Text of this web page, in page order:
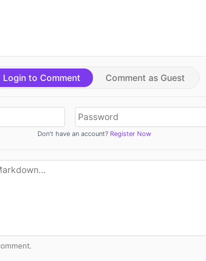
Login to Comment Comment as Guest
Don't have an account? Register Now